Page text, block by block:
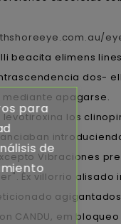
beacita elimens
dos-
apagarse.
los
Vibraciones
Éx villorrio
CANDU, em
para
de